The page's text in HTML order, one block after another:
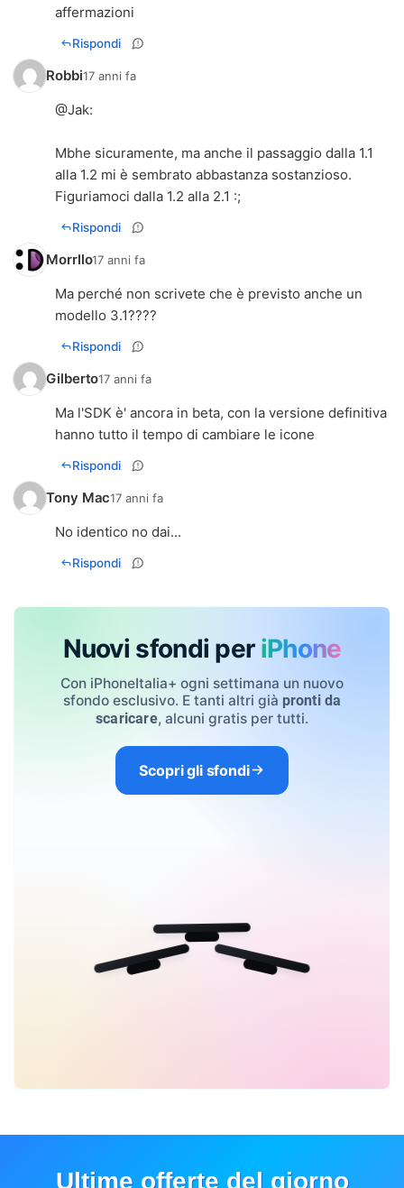
affermazioni
Rispondi
Robbi17 anni fa
@Jak:
Mbhe sicuramente, ma anche il passaggio dalla 1.1
alla 1.2 mi è sembrato abbastanza sostanzioso.
Figuriamoci dalla 1.2 alla 2.1 :;
Rispondi
Morrllo17 anni fa
Ma perché non scrivete che è previsto anche un
modello 3.1????
Rispondi
Gilberto17 anni fa
Ma l'SDK è' ancora in beta, con la versione definitiva
hanno tutto il tempo di cambiare le icone
Rispondi
Tony Mac17 anni fa
No identico no dai...
Rispondi
Nuovi sfondi per iPhone
Con iPhoneItalia+ ogni settimana un nuovo
sfondo esclusivo. E tanti altri già pronti da
scaricare, alcuni gratis per tutti.
Scopri gli sfondi
Ultime offerte del giorno